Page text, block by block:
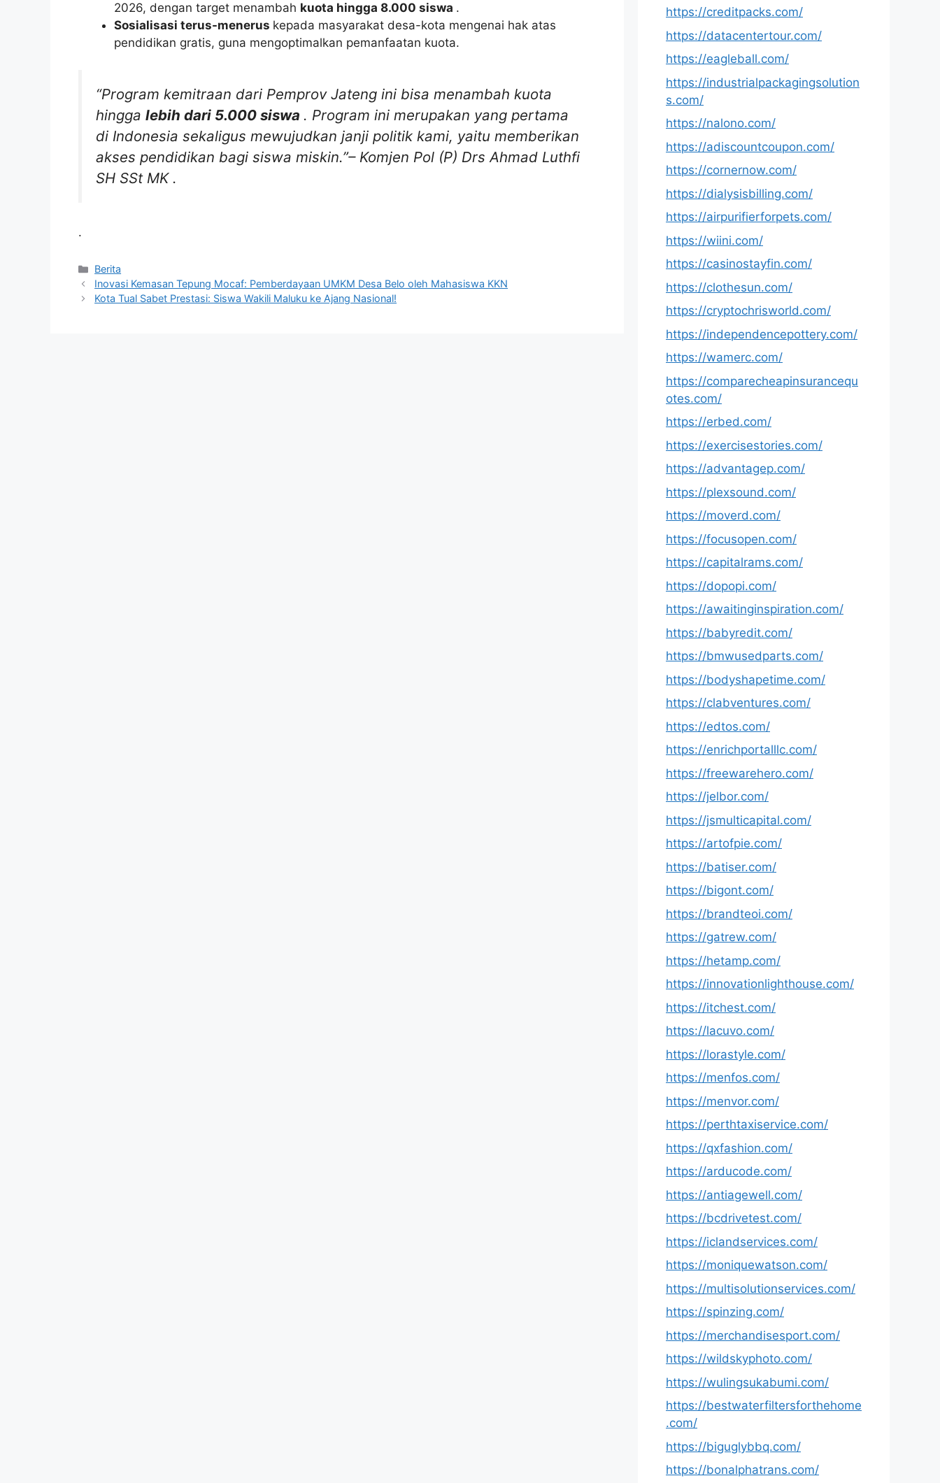
2026, dengan target menambah kuota hingga 8.000 siswa .
Sosialisasi terus-menerus kepada masyarakat desa-kota mengenai hak atas
pendidikan gratis, guna mengoptimalkan pemanfaatan kuota.
“Program kemitraan dari Pemprov Jateng ini bisa menambah kuota
hingga lebih dari 5.000 siswa . Program ini merupakan yang pertama
di Indonesia sekaligus mewujudkan janji politik kami, yaitu memberikan
akses pendidikan bagi siswa miskin.”– Komjen Pol (P) Drs Ahmad Luthfi
SH SSt MK .
.
Kategori
Berita
Inovasi Kemasan Tepung Mocaf: Pemberdayaan UMKM Desa Belo oleh Mahasiswa KKN
Kota Tual Sabet Prestasi: Siswa Wakili Maluku ke Ajang Nasional!
https://creditpacks.com/
https://datacentertour.com/
https://eagleball.com/
https://industrialpackagingsolution
s.com/
https://nalono.com/
https://adiscountcoupon.com/
https://cornernow.com/
https://dialysisbilling.com/
https://airpurifierforpets.com/
https://wiini.com/
https://casinostayfin.com/
https://clothesun.com/
https://cryptochrisworld.com/
https://independencepottery.com/
https://wamerc.com/
https://comparecheapinsurancequ
otes.com/
https://erbed.com/
https://exercisestories.com/
https://advantagep.com/
https://plexsound.com/
https://moverd.com/
https://focusopen.com/
https://capitalrams.com/
https://dopopi.com/
https://awaitinginspiration.com/
https://babyredit.com/
https://bmwusedparts.com/
https://bodyshapetime.com/
https://clabventures.com/
https://edtos.com/
https://enrichportalllc.com/
https://freewarehero.com/
https://jelbor.com/
https://jsmulticapital.com/
https://artofpie.com/
https://batiser.com/
https://bigont.com/
https://brandteoi.com/
https://gatrew.com/
https://hetamp.com/
https://innovationlighthouse.com/
https://itchest.com/
https://lacuvo.com/
https://lorastyle.com/
https://menfos.com/
https://menvor.com/
https://perthtaxiservice.com/
https://qxfashion.com/
https://arducode.com/
https://antiagewell.com/
https://bcdrivetest.com/
https://iclandservices.com/
https://moniquewatson.com/
https://multisolutionservices.com/
https://spinzing.com/
https://merchandisesport.com/
https://wildskyphoto.com/
https://wulingsukabumi.com/
https://bestwaterfiltersforthehome
.com/
https://biguglybbq.com/
https://bonalphatrans.com/